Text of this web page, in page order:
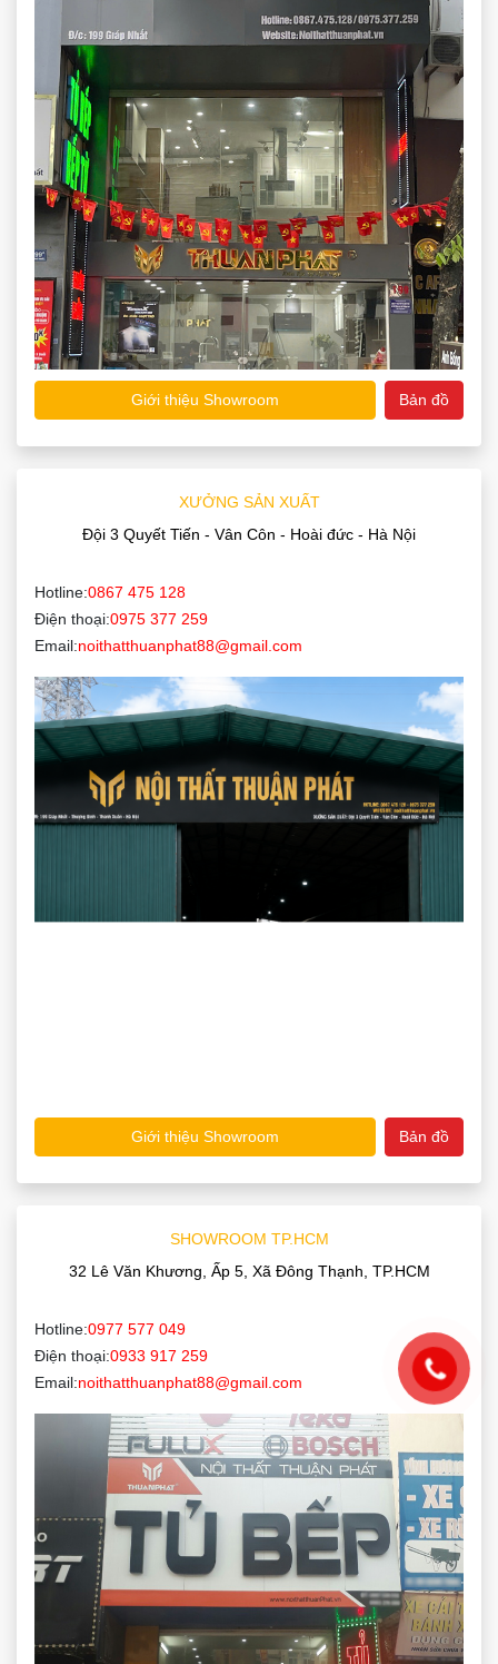
Giới thiệu Showroom Bản đồ
XƯỞNG SẢN XUẤT
Đội 3 Quyết Tiến - Vân Côn - Hoài đức - Hà Nội
Hotline:0867 475 128
Điện thoại:0975 377 259
Email:noithatthuanphat88@gmail.com
Giới thiệu Showroom Bản đồ
SHOWROOM TP.HCM
32 Lê Văn Khương, Ấp 5, Xã Đông Thạnh, TP.HCM
Hotline:0977 577 049
Điện thoại:0933 917 259
Email:noithatthuanphat88@gmail.com